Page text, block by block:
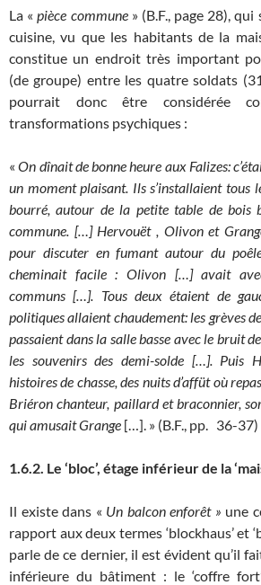
La «pièce commune» (B.F., page 28),
cuisine, vu que les habitants de la
constitue un endroit très important
(de groupe) entre les quatre soldats
pourrait donc être considérée
transformations psychiques :
«On dînait de bonne heure aux Falizes:
un moment plaisant. Ils s’installaient tous
bourré, autour de la petite table de bois
commune. […] Hervouët , Olivon et
pour discuter en fumant autour du
cheminait facile : Olivon […] avait
communs […]. Tous deux étaient de
politiques allaient chaudement: les grèves
passaient dans la salle basse avec le bruit
les souvenirs des demi-solde […]. Puis
histoires de chasse, des nuits d’affüt où
Briéron chanteur, paillard et braconnier,
qui amusait Grange […]. » (B.F., pp. 36-37)
1.6.2. Le ‘bloc’, étage inférieur de la
Il existe dans « Un balcon enforêt » une
rapport aux deux termes ‘blockhaus’ et
parle de ce dernier, il est évident qu’il
inférieure du bâtiment : le ‘coffre